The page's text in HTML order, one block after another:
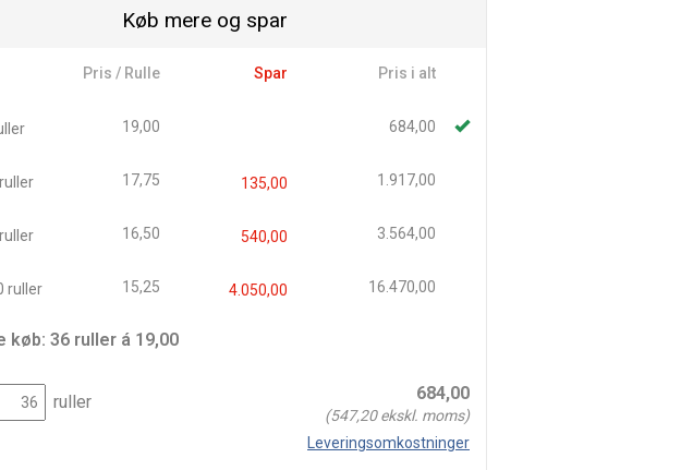
Køb mere og spar
Pris / Rulle Spar Pris i alt
19,00 684,00
17,75 135,00 1.917,00
16,50 540,00 3.564,00
ruller 15,25 4.050,00 16.470,00
køb: 36 ruller á 19,00
ruller 684,00
(547,20ekskl. moms)
Leveringsomkostninger